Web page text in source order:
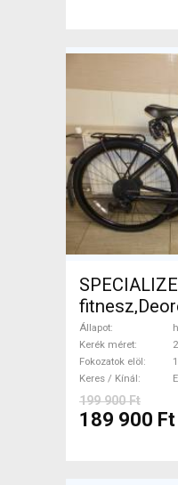
hajtás,11sp
tárcsafék
Állapot
Kerék méret
Fokozatok elöl
1
Keres / Kínál
199 900 Ft
189 900 Ft